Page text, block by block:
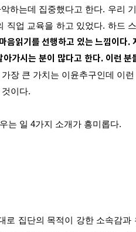
하는데 집중했다고 한다. 우리
직업 교육을 하고 있었다. 하드
음읽기를 선행하고 있는 느낌이다.
가시는 분이 많다고 한다. 이런 분
장 큰 가치는 이윤추구인데 이
이다.
는 일 4가지 소개가 흥미롭다.
집단의 목적이 강한 소속감과